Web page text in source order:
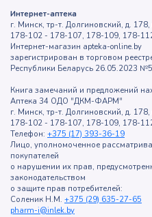
Интернет-аптека
г. Минск, тр-т. Долгиновский, д.
178-102 - 178-107, 178-109, 178-
Интернет-магазин apteka-online.by
зарегистрирован в торговом
Республики Беларусь 26.05.2023
Книга замечаний и предложений
Аптека 34 ОДО "ДКМ-ФАРМ"
г. Минск, тр-т. Долгиновский, д.
178-102 - 178-107, 178-109, 178-
Телефон: +375 (17) 393-36-19
Лицо, уполномоченное
покупателей
о нарушении их прав,
законодательством
о защите прав потребителей:
Соленик Н.М. +375 (29) 635-27-65
pharm-i@inlek.by